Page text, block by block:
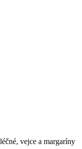
vejce a margaríny